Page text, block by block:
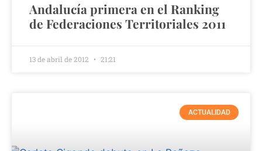
Andalucía primera en el Ranking
de Federaciones Territoriales 2011
13 de abril de 2012 21:21
ACTUALIDAD